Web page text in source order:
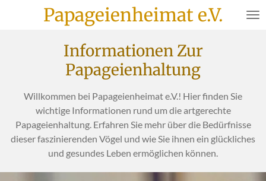
Papageienheimat e.V.
Informationen Zur
Papageienhaltung
Willkommen bei Papageienheimat e.V.! Hier finden Sie
wichtige Informationen rund um die artgerechte
Papageienhaltung. Erfahren Sie mehr über die Bedürfnisse
dieser faszinierenden Vögel und wie Sie ihnen ein glückliches
und gesundes Leben ermöglichen können.